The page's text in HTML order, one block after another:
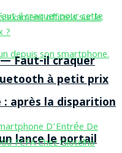
: après la disparition
lance le portail
— Faut-il craquer
à petit prix